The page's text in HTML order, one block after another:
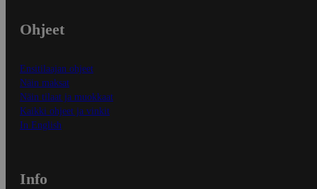
Ohjeet
Ensitilaajan ohjeet
Näin maksat
Näin tilaat ja muokkaat
Kaikki ohjeet ja vinkit
In English
Info